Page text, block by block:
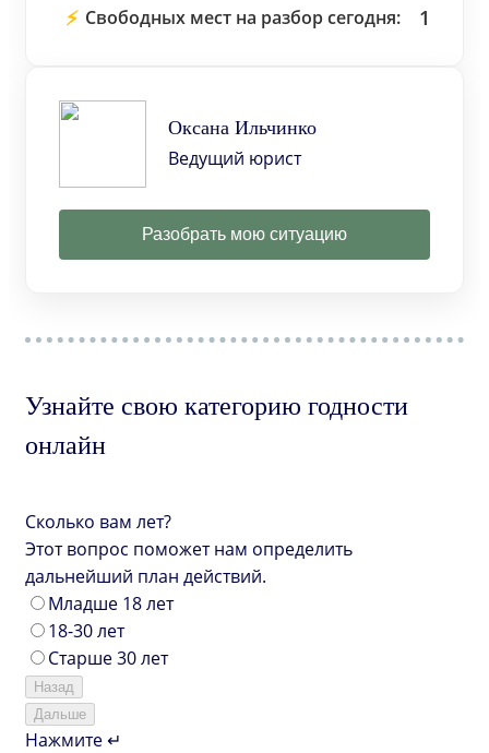
⚡ Свободных мест на разбор сегодня: 1
Оксана Ильчинко
Ведущий юрист
Разобрать мою ситуацию
Узнайте свою категорию годности
онлайн
Сколько вам лет?
Этот вопрос поможет нам определить
дальнейший план действий.
Младше 18 лет
18-30 лет
Старше 30 лет
Назад
Дальше
Нажмите ↵